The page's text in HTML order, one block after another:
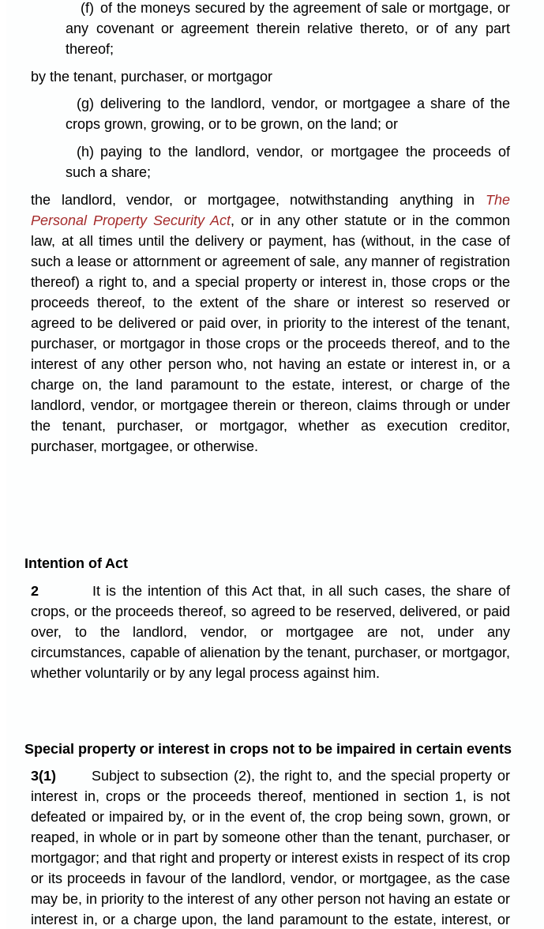
(f) of the moneys secured by the agreement of sale or mortgage, or
any covenant or agreement therein relative thereto, or of any part
thereof;
by the tenant, purchaser, or mortgagor
(g) delivering to the landlord, vendor, or mortgagee a share of the
crops grown, growing, or to be grown, on the land; or
(h) paying to the landlord, vendor, or mortgagee the proceeds of
such a share;
the landlord, vendor, or mortgagee, notwithstanding anything in The
Personal Property Security Act, or in any other statute or in the common
law, at all times until the delivery or payment, has (without, in the case of
such a lease or attornment or agreement of sale, any manner of registration
thereof) a right to, and a special property or interest in, those crops or the
proceeds thereof, to the extent of the share or interest so reserved or
agreed to be delivered or paid over, in priority to the interest of the tenant,
purchaser, or mortgagor in those crops or the proceeds thereof, and to the
interest of any other person who, not having an estate or interest in, or a
charge on, the land paramount to the estate, interest, or charge of the
landlord, vendor, or mortgagee therein or thereon, claims through or under
the tenant, purchaser, or mortgagor, whether as execution creditor,
purchaser, mortgagee, or otherwise.
Intention of Act
2
It is the intention of this Act that, in all such cases, the share of
crops, or the proceeds thereof, so agreed to be reserved, delivered, or paid
over, to the landlord, vendor, or mortgagee are not, under any
circumstances, capable of alienation by the tenant, purchaser, or mortgagor,
whether voluntarily or by any legal process against him.
Special property or interest in crops not to be impaired in certain events
3(1)
Subject to subsection (2), the right to, and the special property or
interest in, crops or the proceeds thereof, mentioned in section 1, is not
defeated or impaired by, or in the event of, the crop being sown, grown, or
reaped, in whole or in part by someone other than the tenant, purchaser, or
mortgagor; and that right and property or interest exists in respect of its crop
or its proceeds in favour of the landlord, vendor, or mortgagee, as the case
may be, in priority to the interest of any other person not having an estate or
interest in, or a charge upon, the land paramount to the estate, interest, or